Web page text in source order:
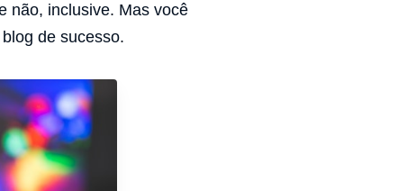
não, inclusive. Mas você
de sucesso.